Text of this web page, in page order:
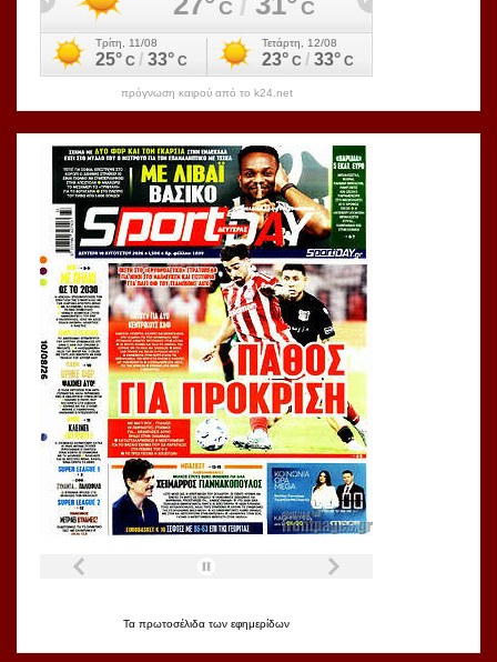
πρόγνωση καιρού από το k24.net
Τα πρωτοσέλιδα των εφημερίδων